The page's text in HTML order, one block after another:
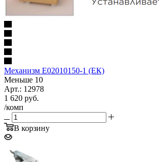
Механизм E02010150-1 (ЕК)
Меньше 10
Арт.: 12978
1 620 руб.
/комп
В корзину